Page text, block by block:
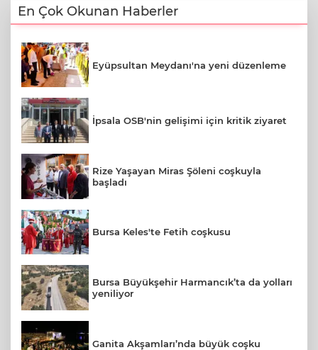
En Çok Okunan Haberler
Eyüpsultan Meydanı'na yeni düzenleme
İpsala OSB'nin gelişimi için kritik ziyaret
Rize Yaşayan Miras Şöleni coşkuyla
başladı
Bursa Keles'te Fetih coşkusu
Bursa Büyükşehir Harmancık’ta da yolları
yeniliyor
Ganita Akşamları’nda büyük coşku